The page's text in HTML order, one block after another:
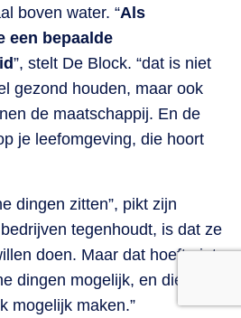
boven water. “Als
een bepaalde
”, stelt De Block. “dat is niet
gezond houden, maar ook
de maatschappij. En de
je leefomgeving, die hoort
dingen zitten”, pikt zijn
tegenhoudt, is dat ze
doen. Maar dat hoeft niet.
dingen mogelijk, en die
mogelijk maken.”